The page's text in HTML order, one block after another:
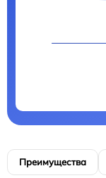
Преимущества